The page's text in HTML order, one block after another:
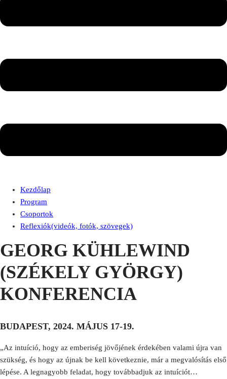
Kezdőlap
Program
Csoportok
Reflexiók(videók, fotók, szövegek)
GEORG KÜHLEWIND
(SZÉKELY GYÖRGY)
KONFERENCIA
BUDAPEST, 2024. MÁJUS 17-19.
„Az intuíció, hogy az emberiség jövőjének érdekében valami újra van
szükség, és hogy az újnak be kell következnie, már a megvalósítás első
lépése. A legnagyobb feladat, hogy továbbadjuk az intuíciót…